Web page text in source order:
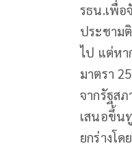
รธน.เพื่อ
ประชาม
ไป แต่หา
มาตรา
จากรัฐส
เสนอขึ้น
ยกร่างโ